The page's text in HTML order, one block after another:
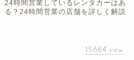
24時間営業しているレンタカーはあ
る？24時間営業の店舗を詳しく解説
15684 view